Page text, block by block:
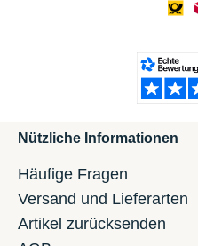
Nützliche Informationen
Häufige Fragen
Versand und Lieferarten
Artikel zurücksenden